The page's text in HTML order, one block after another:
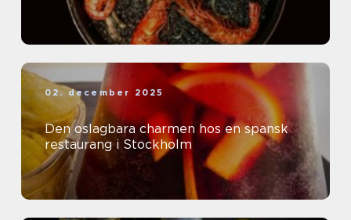
02. december 2025
Den oslagbara charmen hos en spansk
restaurang i Stockholm